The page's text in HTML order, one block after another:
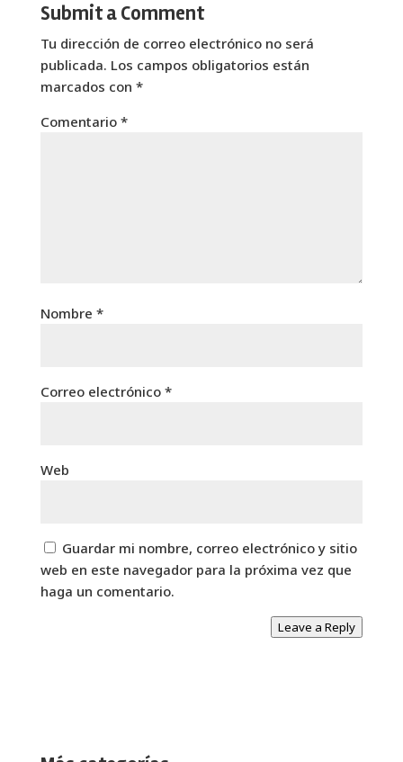
Submit a Comment
Tu dirección de correo electrónico no será
publicada. Los campos obligatorios están
marcados con *
Comentario *
Nombre *
Correo electrónico *
Web
Guardar mi nombre, correo electrónico y sitio
web en este navegador para la próxima vez que
haga un comentario.
Leave a Reply